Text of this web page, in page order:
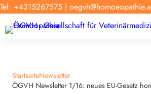
Tel: +4315267575 |
Tierarzt-Suche
Forschung
News
StartseiteNewsletter
ÖGVH Newsletter 1/16: neues EU-Gesetz